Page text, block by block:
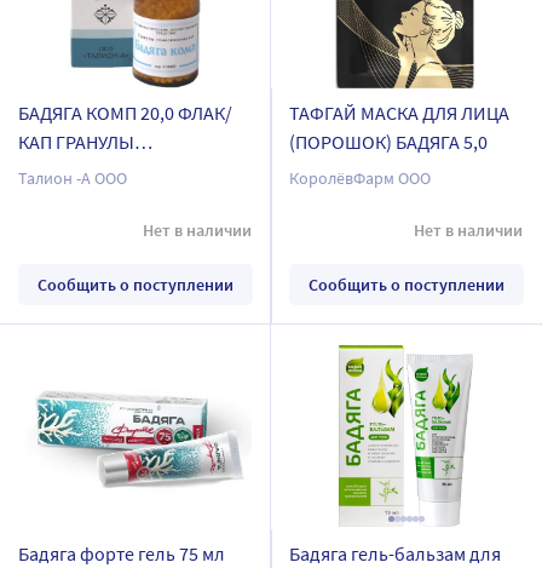
БАДЯГА КОМП 20,0 ФЛАК/
КАП ГРАНУЛЫ
ГОМЕОПАТ???
Талион -А ООО
Нет в наличии
Сообщить о поступлении
ТАФГАЙ МАСКА ДЛЯ ЛИЦА
(ПОРОШОК) БАДЯГА 5,0
КоролёвФарм ООО
Нет в наличии
Сообщить о поступлении
Бадяга форте гель 75 мл
Бадяга гель-бальзам для